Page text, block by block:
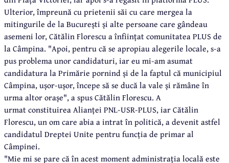
Ulterior, împreună cu prietenii săi cu care mergea la
mitingurile de la București și alte persoane care gândeau
asemeni lor, Cătălin Florescu a înființat comunitatea PLUS de
la Câmpina. "Apoi, pentru că se apropiau alegerile locale, s-a
pus problema unor candidaturi, iar eu mi-am asumat
candidatura la Primărie pornind și de la faptul că municipiul
Câmpina, ușor-ușor, începe să se ducă la vale și rămâne în
urma altor orașe", a spus Cătălin Florescu. A
urmat constituirea Alianței PNL-USR-PLUS, iar Cătălin
Florescu, un om care abia a intrat în politică, a devenit astfel
candidatul Dreptei Unite pentru funcția de primar al
Câmpinei.
"Mie mi se pare că în acest moment administrația locală este